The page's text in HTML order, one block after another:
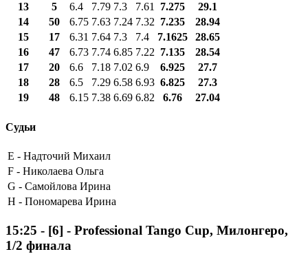
13
5 6.4 7.79 7.3 7.61 7.275
29.1
14
50 6.75 7.63 7.24 7.32 7.235
28.94
15
17 6.31 7.64 7.3 7.4 7.1625
28.65
16
47 6.73 7.74 6.85 7.22 7.135
28.54
17
20 6.6 7.18 7.02 6.9 6.925
27.7
18
28 6.5 7.29 6.58 6.93 6.825
27.3
19
48 6.15 7.38 6.69 6.82 6.76 27.04
Судьи
E - Надточий Михаил
F - Николаева Ольга
G - Самойлова Ирина
H - Пономарева Ирина
15:25 - [6] - Professional Tango Cup, Милонгеро,
1/2 финала